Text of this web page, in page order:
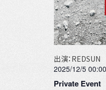
2025/12/5 00:00
Private Event
出演：REDSUN